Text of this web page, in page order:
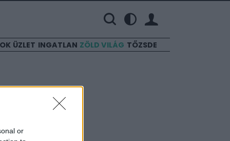
or
ÜZLET INGATLAN ZÖLD VILÁG TŐZSDE